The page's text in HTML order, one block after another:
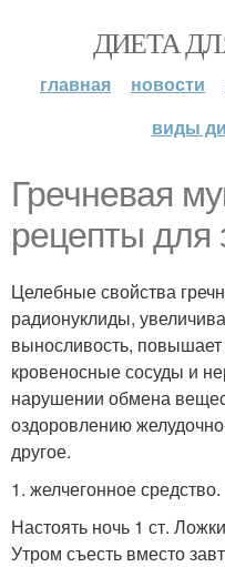
ДИЕТА
главная новости
виды
Гречневая
рецепты для
Целебные свойства
радионуклиды,
выносливость,
кровеносные сосуды и
нарушении обмена
оздоровлению
другое.
1. желчегонное средство.
Настоять ночь 1 ст.
Утром съесть вместо